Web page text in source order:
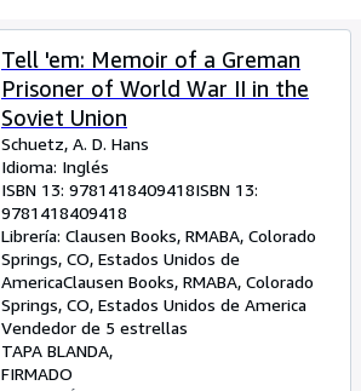
CERRAR
Tell 'em: Memoir of a Greman
Prisoner of World War II in the
Soviet Union
Schuetz, A. D. Hans
Idioma: Inglés
ISBN 13: 9781418409418ISBN 13:
9781418409418
Librería: Clausen Books, RMABA, Colorado
Springs, CO, Estados Unidos de
AmericaClausen Books, RMABA, Colorado
Springs, CO, Estados Unidos de America
Vendedor de 5 estrellas
TAPA BLANDA
FIRMADO